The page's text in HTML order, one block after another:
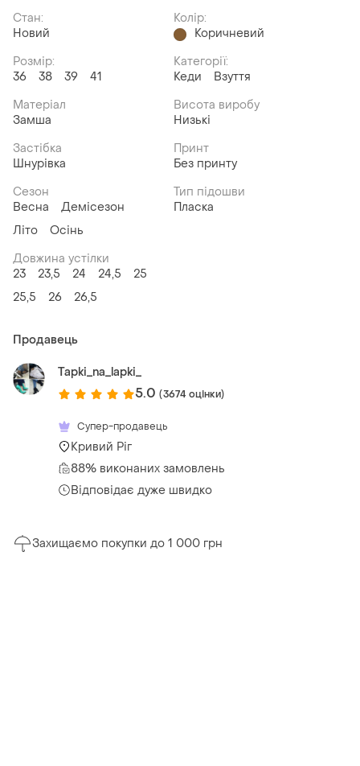
Стан:
Новий
Колір:
Коричневий
Розмір:
36
38 39 41
Категорії:
Кеди
Взуття
Матеріал
Замша
Висота виробу
Низькі
Застібка
Шнурівка
Принт
Без принту
Сезон
Весна
Демісезон
Літо
Осінь
Тип підошви
Пласка
Довжина устілки
23
23,5 24 24,5
25
25,5
26 26,5
Продавець
Tapki_na_lapki_
5.0 (3674 оцінки)
Супер-продавець
Кривий Ріг
88% виконаних замовлень
Відповідає дуже швидко
Захищаємо покупки до 1 000 грн